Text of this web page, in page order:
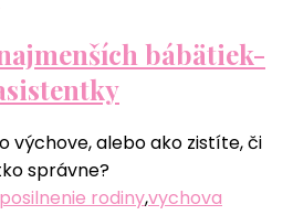
bábätiek-
posilnenie rodiny,vychova